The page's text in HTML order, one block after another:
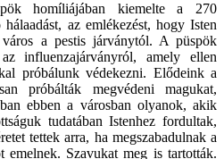
homíliájában kiemelte a 270
hálaadást, az emlékezést, hogy Isten
város a pestis járványtól. A püspök
influenzajárványról, amely ellen
próbálunk védekezni. Elődeink a
próbálták megvédeni magukat,
ebben a városban olyanok, akik
tudatában Istenhez fordultak,
tettek arra, ha megszabadulnak a
emelnek. Szavukat meg is tartották.